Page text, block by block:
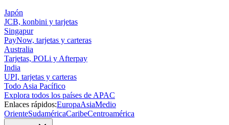
Japón
JCB, konbini y tarjetas
Singapur
PayNow, tarjetas y carteras
Australia
Tarjetas, POLi y Afterpay
India
UPI, tarjetas y carteras
Todo Asia Pacífico
Explora todos los países de APAC
Enlaces rápidos:EuropaAsiaMedio
OrienteSudaméricaCaribeCentroamérica